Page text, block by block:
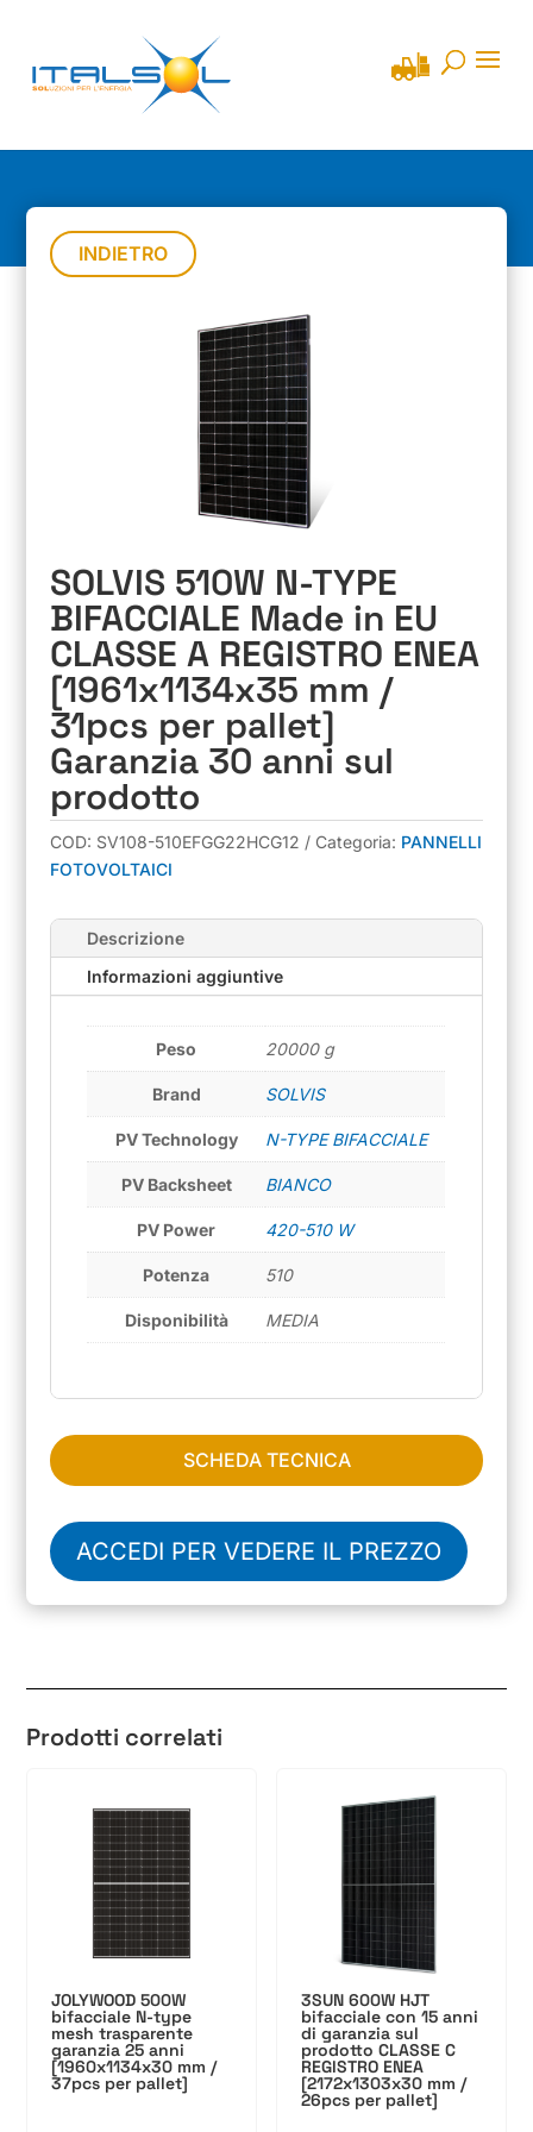
INDIETRO
SOLVIS 510W N-TYPE
BIFACCIALE Made in EU
CLASSE A REGISTRO ENEA
[1961x1134x35 mm /
31pcs per pallet]
Garanzia 30 anni sul
prodotto
COD: SV108-510EFGG22HCG12 Categoria: PANNELLI
FOTOVOLTAICI
Descrizione
Informazioni aggiuntive
Peso 20000 g
Brand SOLVIS
PV Technology N-TYPE BIFACCIALE
PV Backsheet BIANCO
PV Power 420-510 W
Potenza 510
Disponibilità MEDIA
SCHEDA TECNICA
ACCEDI PER VEDERE IL PREZZO
Prodotti correlati
JOLYWOOD 500W
bifacciale N-type
mesh trasparente
garanzia 25 anni
[1960x1134x30 mm /
37pcs per pallet]
3SUN 600W HJT
bifacciale con 15 anni
di garanzia sul
prodotto CLASSE C
REGISTRO ENEA
[2172x1303x30 mm /
26pcs per pallet]